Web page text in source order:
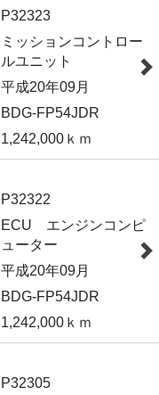
P32323
ミッションコントロー
ルユニット
平成20年09月
BDG-FP54JDR
1,242,000ｋｍ
P32322
ECU エンジンコンピ
ューター
平成20年09月
BDG-FP54JDR
1,242,000ｋｍ
P32305